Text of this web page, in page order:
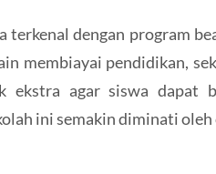
terkenal dengan program
membiayai pendidikan,
ekstra agar siswa dapat
ini semakin diminati oleh